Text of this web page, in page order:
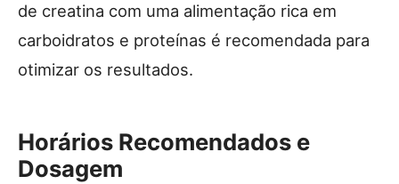
de creatina com uma alimentação rica em
carboidratos e proteínas é recomendada para
otimizar os resultados.
Horários Recomendados e
Dosagem